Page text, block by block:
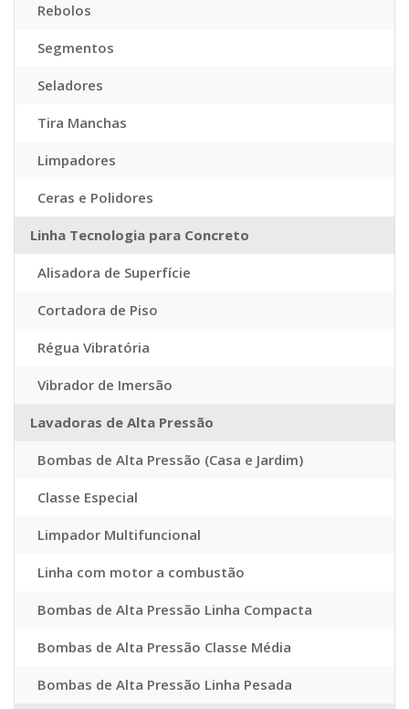
Rebolos
Segmentos
Seladores
Tira Manchas
Limpadores
Ceras e Polidores
Linha Tecnologia para Concreto
Alisadora de Superfície
Cortadora de Piso
Régua Vibratória
Vibrador de Imersão
Lavadoras de Alta Pressão
Bombas de Alta Pressão (Casa e Jardim)
Classe Especial
Limpador Multifuncional
Linha com motor a combustão
Bombas de Alta Pressão Linha Compacta
Bombas de Alta Pressão Classe Média
Bombas de Alta Pressão Linha Pesada